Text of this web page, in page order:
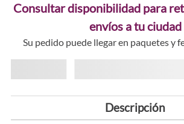
Consultar disponibilidad para
envíos a tu ciudad
Su pedido puede llegar en paquetes y
Descripción